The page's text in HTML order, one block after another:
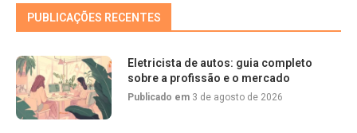
PUBLICAÇÕES RECENTES
Eletricista de autos: guia completo
sobre a profissão e o mercado
Publicado em 3 de agosto de 2026